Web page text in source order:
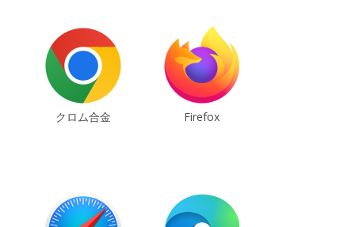
クロム合金 Firefox